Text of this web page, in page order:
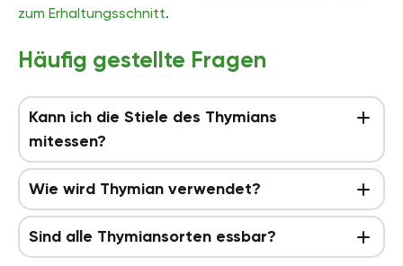
zum Erhaltungsschnitt.
Häufig gestellte Fragen
Kann ich die Stiele des Thymians
mitessen?
Wie wird Thymian verwendet?
Sind alle Thymiansorten essbar?